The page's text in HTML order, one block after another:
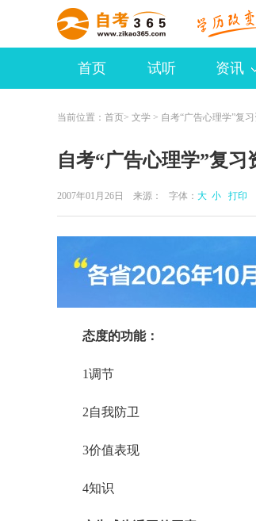
首页 试听 资讯
当前位置： 首页> 文学 > 自考“广告心理学”复习
自考“广告心理学”复习
2007年01月26日 来源： 字体： 大 小 打印
态度的功能：
1调节
2自我防卫
3价值表现
4知识